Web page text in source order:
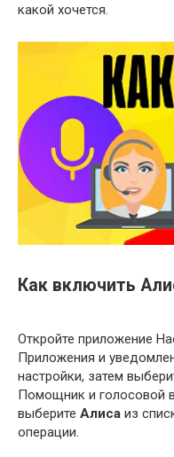
какой хочется.
Как включить
Откройте приложение
Приложения и
настройки, затем
Помощник и голосовой
выберите Алиса из
операции.